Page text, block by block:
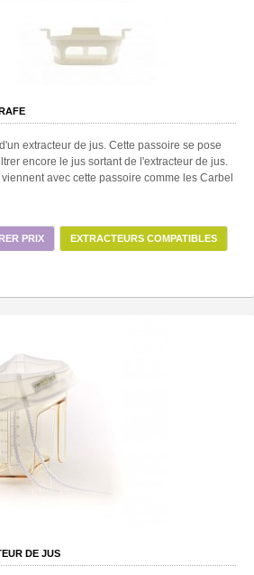
extracteur de jus. Cette passoire se pose
encore le jus sortant de l'extracteur de jus.
avec cette passoire comme les Carbel
PRIX EXTRACTEURS COMPATIBLES
DE JUS